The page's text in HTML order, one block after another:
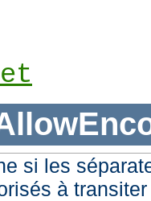
si les
à